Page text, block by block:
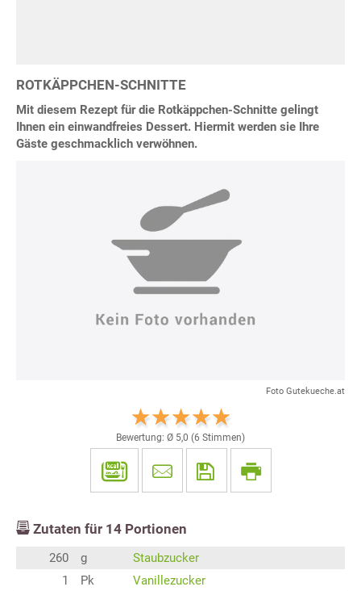
ROTKÄPPCHEN-SCHNITTE
Mit diesem Rezept für die Rotkäppchen-Schnitte gelingt
Ihnen ein einwandfreies Dessert. Hiermit werden sie Ihre
Gäste geschmacklich verwöhnen.
Foto Gutekueche.at
Bewertung: Ø 5,0 (6 Stimmen)
Zutaten für 14 Portionen
260 g
Staubzucker
1
Pk
Vanillezucker